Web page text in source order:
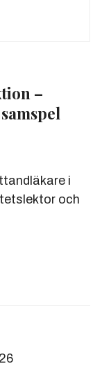
–
i
och